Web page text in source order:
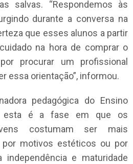
salvas. “Respondemos às
durante a conversa na
que esses alunos a partir
na hora de comprar o
procurar um profissional
essa orientação”, informou.
pedagógica do Ensino
esta é a fase em que os
costumam ser mais
por motivos estéticos ou por
independência e maturidade